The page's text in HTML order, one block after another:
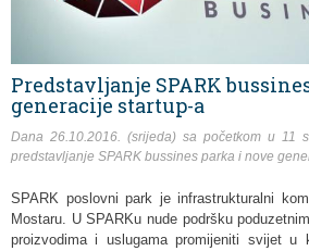
Predstavljanje SPARK
generacije startup-a
Dana 26.10.2016. (srijeda) sa početkom u 11
predstavljanje SPARK bussines parka i nove
SPARK poslovni park je infrastrukturalni
Mostaru. U SPARKu nude podršku
proizvodima i uslugama promijeniti svijet u